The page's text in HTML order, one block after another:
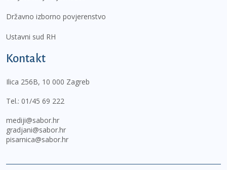
Državno izborno povjerenstvo
Ustavni sud RH
Kontakt
Ilica 256B, 10 000 Zagreb
Tel.: 01/45 69 222
mediji@sabor.hr
gradjani@sabor.hr
pisarnica@sabor.hr